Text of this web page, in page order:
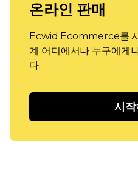
온라인 판매
Ecwid Ecommerce를
계 어디에서나 누구에게
다.
시작